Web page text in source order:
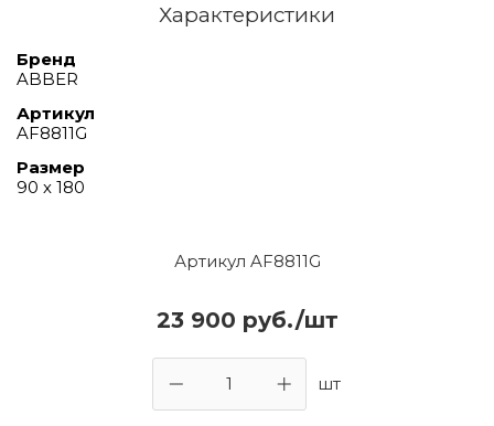
Артикул AF8811G
23 900 руб./шт
шт
Характеристики
Бренд
ABBER
Артикул
AF8811G
Размер
90 х 180